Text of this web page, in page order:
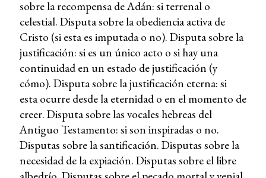
sobre la recompensa de Adán: si terrenal o
celestial. Disputa sobre la obediencia activa de
Cristo (si esta es imputada o no). Disputa sobre la
justificación: si es un único acto o si hay una
continuidad en un estado de justificación (y
cómo). Disputa sobre la justificación eterna: si
esta ocurre desde la eternidad o en el momento de
creer. Disputa sobre las vocales hebreas del
Antiguo Testamento: si son inspiradas o no.
Disputas sobre la santificación. Disputas sobre la
necesidad de la expiación. Disputas sobre el libre